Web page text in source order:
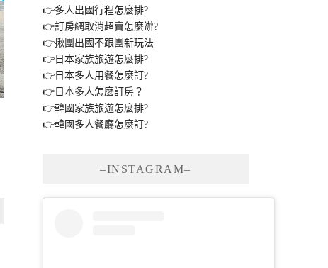
👉多人出國行程怎麼排?
👉訂房網取消超賣怎麼辦?
👉揪團出國不跟團新玩法
👉日本家族旅遊怎麼排?
👉日本多人用餐怎麼訂?
👉日本多人怎麼訂房？
👉韓國家族旅遊怎麼排?
👉韓國多人餐廳怎麼訂?
–INSTAGRAM–